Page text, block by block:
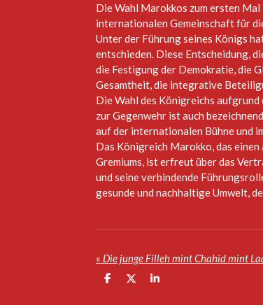
Die Wahl Marokkos zum ersten
internationalen Gemeinschaft für
Unter der Führung seines Königs
entschieden. Diese Entscheidung,
die Festigung der Demokratie, die
Gesamtheit, die integrative
Die Wahl des Königreichs
zur Gegenwehr ist auch
auf der internationalen Bühne und
Das Königreich Marokko, das
Gremiums, ist erfreut über das
und seine verbindende
gesunde und nachhaltige Umwelt,
«
T
T
T